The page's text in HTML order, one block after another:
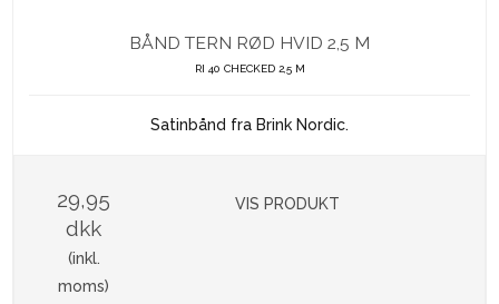
BÅND TERN RØD HVID 2,5 M
RI 40 CHECKED 2,5 M
Satinbånd fra Brink Nordic.
29,95
dkk
(inkl.
moms)
VIS PRODUKT